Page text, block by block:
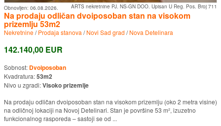
ARTS nekretnine PJ. NS-GN DOO. Upisan U Reg. Pos. Broj 711
Obnovljen: 06.08.2026.
Na prodaju odličan dvoiposoban stan na visokom
prizemlju 53m2
Nekretnine/Prodaja stanova /Novi Sad grad /Nova Detelinara
142.140,00 EUR
Sobnost: Dvoiposoban
Kvadratura:53m2
Nivo u zgradi:Visoko prizemlje
Na prodaju odličan dvoiposoban stan na visokom prizemlju (oko 2 metra visine)
na odličnoj lokaciji na Novoj Detelinari. Stan je površine 53 m², izuzetno
funkcionalnog rasporeda – sastoji se od ...